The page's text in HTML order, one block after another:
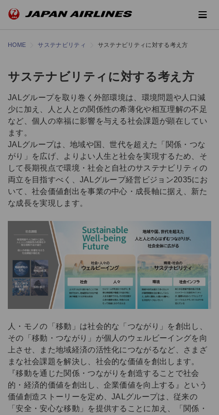
HOME サステナビリティ サステナビリティに対する考え方
サステナビリティに対する考え方
JALグループを取り巻く外部環境は、環境問題や人口減
少に加え、人と人との関係性の希薄化や相互理解の不足
など、個人の幸福に影響を与える社会課題が顕在してい
ます。
JALグループは、地域や国、世代を超えた「関係・つな
がり」を広げ、よりよい人生と社会を実現するため、そ
して長期視点で環境・社会と自社のサステナビリティの
両立を目指すべく、JALグループ経営ビジョン2035にお
いて、社会価値創出を事業の中心・成長軸に据え、新た
な成長を実現します。
人・モノの「移動」は社会的な「つながり」を創出し、
その「移動・つながり」が個人のウェルビーイングを向
上させ、また地域経済の活性化につながるなど、さまざ
まな社会課題を解決し、社会的な価値を創出します。
『移動を通じた関係・つながりを創造することで社会
的・経済的価値を創出し、企業価値を向上する』という
価値創造ストーリーを定め、JALグループは、従来の
「安全・安心な移動」を提供することに加え、「関係・